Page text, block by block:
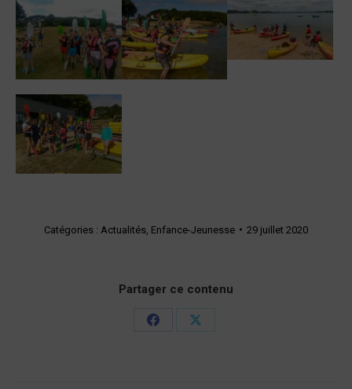
Catégories : Actualités Enfance-Jeunesse 29 juillet 2020
Partager ce contenu
Partager